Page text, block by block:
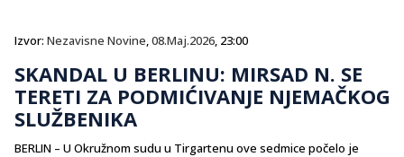
Izvor: Nezavisne Novine,08.Maj.2026, 23:00
SKANDAL U BERLINU: MIRSAD N. SE
TERETI ZA PODMIĆIVANJE NJEMAČKOG
SLUŽBENIKA
BERLIN – U Okružnom sudu u Tirgartenu ove sedmice počelo je